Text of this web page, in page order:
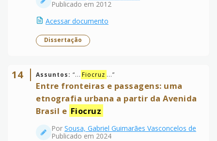
Publicado em 2012
Acessar documento
Dissertação
14 Assuntos: “... Fiocruz ...”
Entre fronteiras e passagens: uma
etnografia urbana a partir da Avenida
Brasil e Fiocruz
Por Sousa, Gabriel Guimarães Vasconcelos de
Publicado em 2024